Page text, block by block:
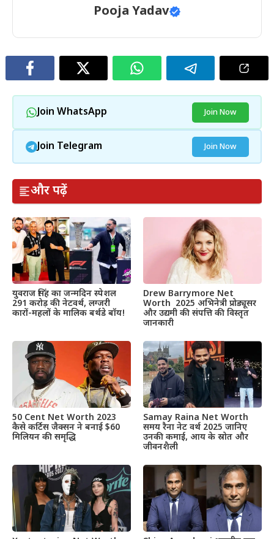
Pooja Yadav
Join WhatsApp Join Now
Join Telegram Join Now
और पढ़ें
युवराज सिंह का जन्मदिन स्पेशल
291 करोड़ की नेटवर्थ, लग्जरी
कारों-महलों के मालिक बर्थडे बॉय!
Drew Barrymore Net
Worth 2025 अभिनेत्री प्रोड्यूसर
और उद्यमी की संपत्ति की विस्तृत
जानकारी
50 Cent Net Worth 2023
कैसे कर्टिस जैक्सन ने बनाई $60
मिलियन की समृद्धि
Samay Raina Net Worth
समय रैना नेट वर्थ 2025 जानिए
उनकी कमाई, आय के स्रोत और
जीवनशैली